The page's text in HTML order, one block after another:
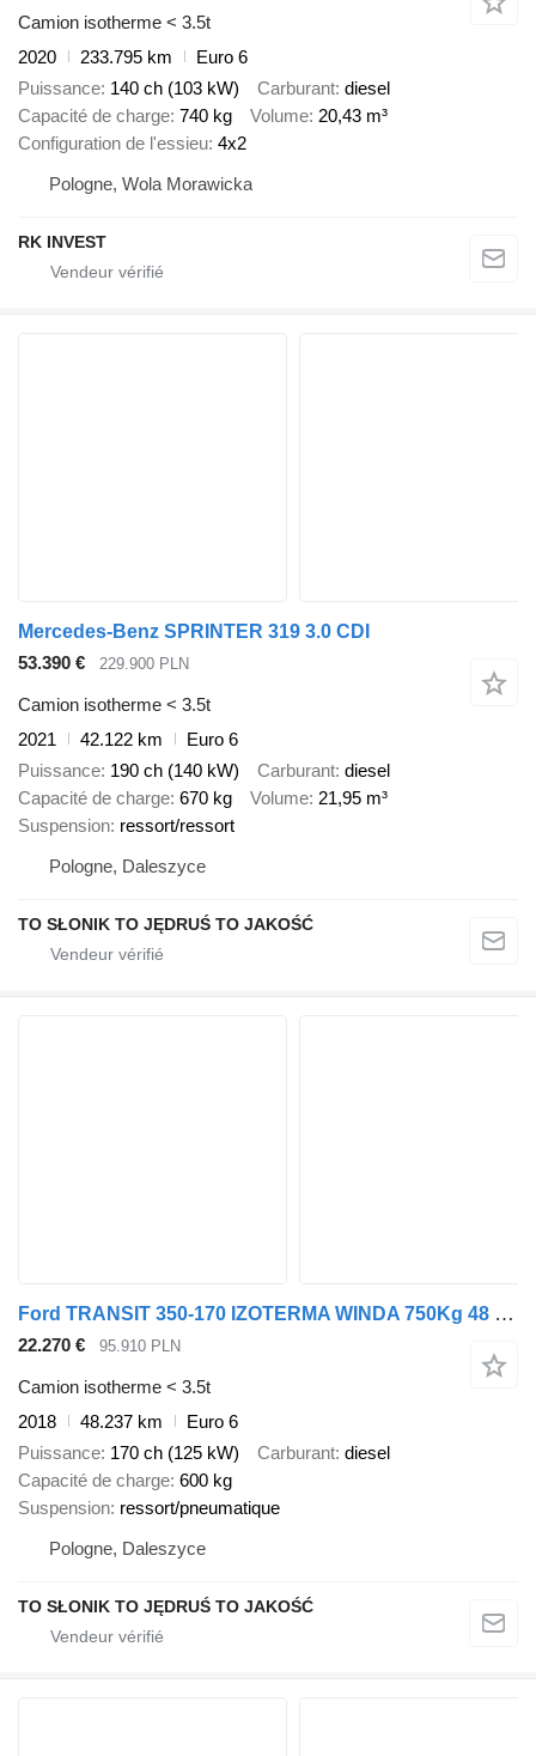
Camion isotherme < 3.5t
2020
233.795 km
Euro 6
Puissance 140 ch (103 kW) Carburant diesel
Capacité de charge 740 kg Volume 20,43 m³
Configuration de l'essieu 4x2
Pologne, Wola Morawicka
RK INVEST
Mercedes-Benz SPRINTER 319 3.0 CDI
53.390 €
229.900 PLN
Camion isotherme < 3.5t
2021
42.122 km
Euro 6
Puissance 190 ch (140 kW) Carburant diesel
Capacité de charge 670 kg Volume 21,95 m³
Suspension ressort/ressort
Pologne, Daleszyce
TO SŁONIK TO JĘDRUŚ TO JAKOŚĆ
Ford TRANSIT 350-170 IZOTERMA WINDA 750Kg 48 Tyś Km SERWIS ASO FORD D
22.270 € 95.910 PLN
Camion isotherme < 3.5t
2018
48.237 km
Euro 6
Puissance 170 ch (125 kW) Carburant diesel
Capacité de charge 600 kg
Suspension ressort/pneumatique
Pologne, Daleszyce
TO SŁONIK TO JĘDRUŚ TO JAKOŚĆ